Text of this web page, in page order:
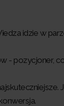
idzie w
pozycjoner,